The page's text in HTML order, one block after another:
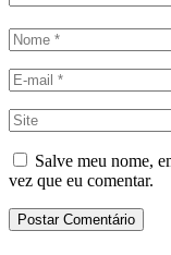
Salve meu nome,
vez que eu comentar.